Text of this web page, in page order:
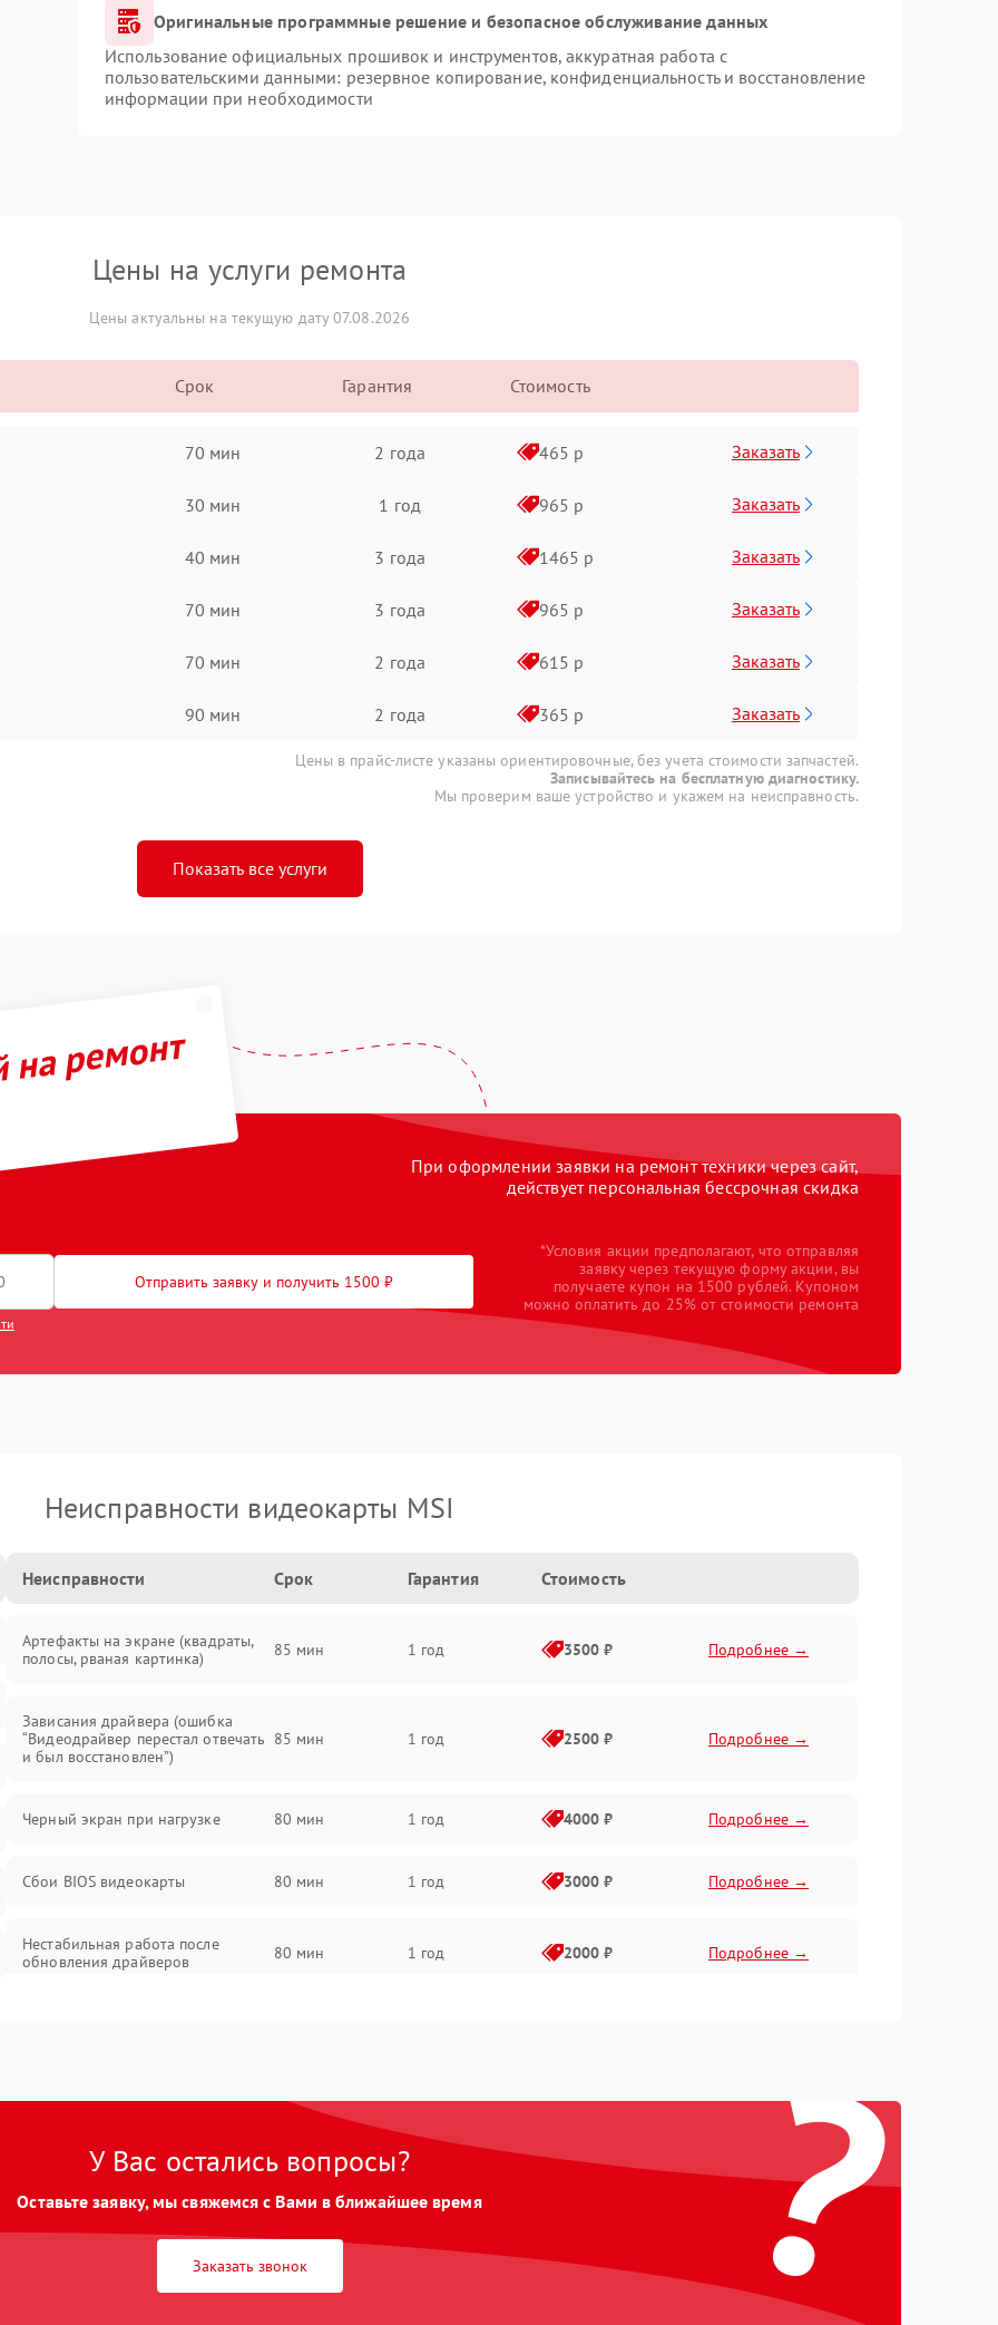
Оригинальные программные решение и безопасное обслуживание данных
Использование официальных прошивок и инструментов, аккуратная работа с
пользовательскими данными: резервное копирование, конфиденциальность и восстановление
информации при необходимости
Цены на услуги ремонта
Цены актуальны на текущую дату 07.08.2026
Срок Гарантия Стоимость
70 мин 2 года 465 р Заказать
30 мин 1 год 965 р Заказать
40 мин 3 года 1465 р Заказать
70 мин 3 года 965 р Заказать
70 мин 2 года 615 р Заказать
90 мин 2 года 365 р Заказать
Цены в прайс-листе указаны ориентировочные, без учета стоимости запчастей.
Записывайтесь на бесплатную диагностику.
Мы проверим ваше устройство и укажем на неисправность.
Показать все услуги
ремонт
При оформлении заявки на ремонт техники через сайт,
действует персональная бессрочная скидка
Отправить заявку и получить 1500 ₽
*Условия акции предполагают, что отправляя
заявку через текущую форму акции, вы
получаете купон на 1500 рублей. Купоном
можно оплатить до 25% от стоимости ремонта
Неисправности видеокарты MSI
Неисправности Срок Гарантия Стоимость
Артефакты на экране (квадраты,
полосы, рваная картинка)
85 мин 1 год 3500 ₽ Подробнее →
Зависания драйвера (ошибка
“Видеодрайвер перестал отвечать
и был восстановлен”)
85 мин 1 год 2500 ₽ Подробнее →
Черный экран при нагрузке 80 мин 1 год 4000 ₽ Подробнее →
Сбои BIOS видеокарты 80 мин 1 год 3000 ₽ Подробнее →
Нестабильная работа после
обновления драйверов
80 мин 1 год 2000 ₽ Подробнее →
?
У Вас остались вопросы?
Оставьте заявку, мы свяжемся с Вами в ближайшее время
Заказать звонок